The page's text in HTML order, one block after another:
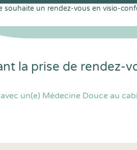
souhaite un rendez-vous en visio-
la prise de rendez-
un(e) Médecine Douce au